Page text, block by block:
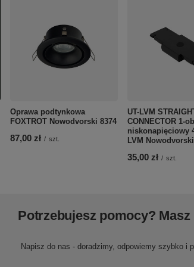
Oprawa podtynkowa
FOXTROT Nowodvorski 8374
87,00 zł / szt.
UT-LVM
CONNECTOR 1-
niskonapięciowy
LVM
35,00 zł / szt.
Potrzebujesz pomocy?
Napisz do nas - doradzimy, odpowiemy szybko i